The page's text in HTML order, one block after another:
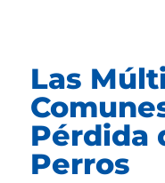
Las
Pérdida
Perros